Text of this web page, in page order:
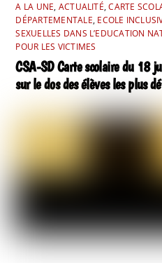
A LA UNE, ACTUALITÉ,CARTE
DÉPARTEMENTALE, ECOLE
SEXUELLES DANS L’EDUCATION
POUR LES VICTIMES
CSA-SD Carte scolaire du 18
sur le dos des élèves les plus